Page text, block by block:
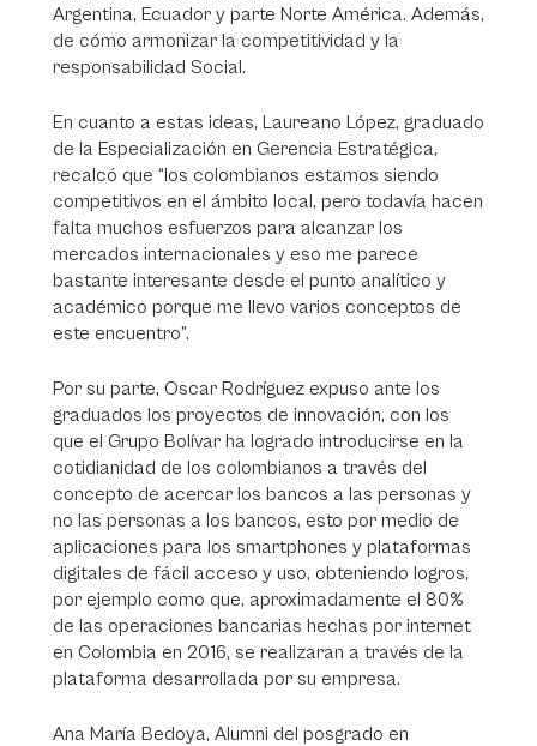
Argentina, Ecuador y parte Norte América. Además,
de cómo armonizar la competitividad y la
responsabilidad Social.
En cuanto a estas ideas, Laureano López, graduado
de la Especialización en Gerencia Estratégica,
recalcó que “los colombianos estamos siendo
competitivos en el ámbito local, pero todavía hacen
falta muchos esfuerzos para alcanzar los
mercados internacionales y eso me parece
bastante interesante desde el punto analítico y
académico porque me llevo varios conceptos de
este encuentro”.
Por su parte, Oscar Rodríguez expuso ante los
graduados los proyectos de innovación, con los
que el Grupo Bolívar ha logrado introducirse en la
cotidianidad de los colombianos a través del
concepto de acercar los bancos a las personas y
no las personas a los bancos, esto por medio de
aplicaciones para los smartphones y plataformas
digitales de fácil acceso y uso, obteniendo logros,
por ejemplo como que, aproximadamente el 80%
de las operaciones bancarias hechas por internet
en Colombia en 2016, se realizaran a través de la
plataforma desarrollada por su empresa.
Ana María Bedoya, Alumni del posgrado en